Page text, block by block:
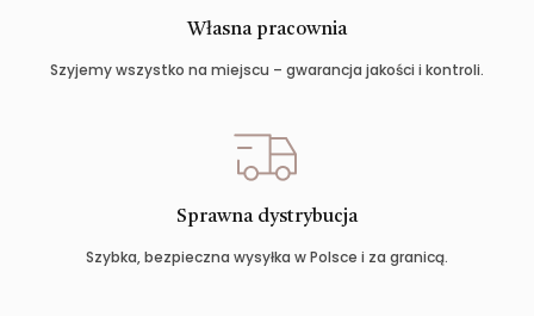
Własna pracownia
Szyjemy wszystko na miejscu – gwarancja jakości i kontroli.
Sprawna dystrybucja
Szybka, bezpieczna wysyłka w Polsce i za granicą.